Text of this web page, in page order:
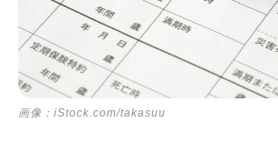
（C）小規模企業共済
（D）付加年金
「社会保険」を徹底解説！③【
険編】
画像：iStock.com/takasuu